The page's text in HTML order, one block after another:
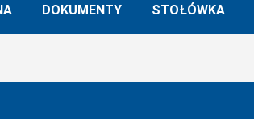
DOKUMENTY STOŁÓWKA